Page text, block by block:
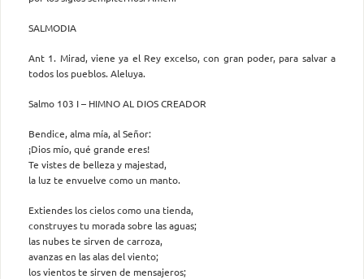
SALMODIA
Ant 1. Mirad, viene ya el Rey excelso, con gran poder, para salvar a
todos los pueblos. Aleluya.
Salmo 103 I – HIMNO AL DIOS CREADOR
Bendice, alma mía, al Señor:
¡Dios mío, qué grande eres!
Te vistes de belleza y majestad,
la luz te envuelve como un manto.
Extiendes los cielos como una tienda,
construyes tu morada sobre las aguas;
las nubes te sirven de carroza,
avanzas en las alas del viento;
los vientos te sirven de mensajeros;